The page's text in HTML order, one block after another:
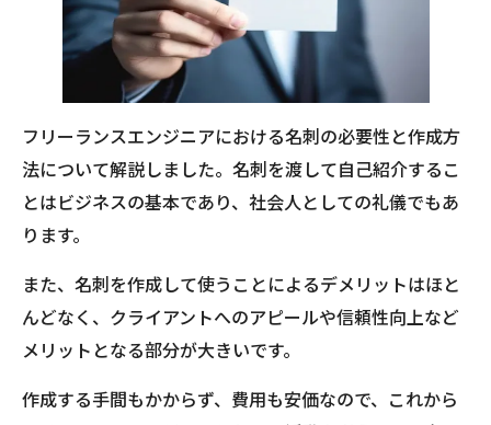
フリーランスエンジニアにおける名刺の必要性と作成方
法について解説しました。名刺を渡して自己紹介するこ
とはビジネスの基本であり、社会人としての礼儀でもあ
ります。
また、名刺を作成して使うことによるデメリットはほと
んどなく、クライアントへのアピールや信頼性向上など
メリットとなる部分が大きいです。
作成する手間もかからず、費用も安価なので、これから